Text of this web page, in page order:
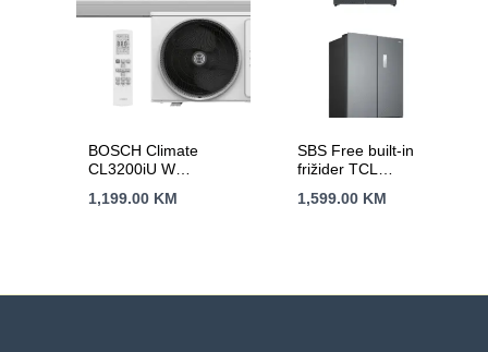
BOSCH Climate
CL3200iU W
kW,Hlađenje:-15C,
1,199.00 KM
SBS Free built-in
frižider TCL
1,599.00 KM